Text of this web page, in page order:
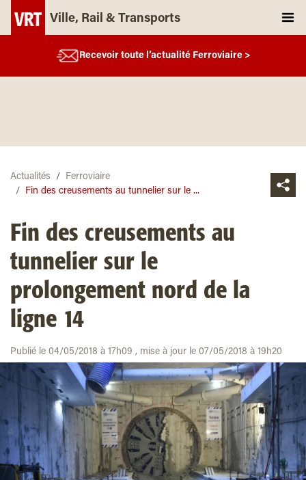
Ville, Rail & Transports
Recevoir toute l’actualité Ferroviaire >
Actualités
Ferroviaire
Fin des creusements au tunnelier sur le ...
Fin des creusements au
tunnelier sur le
prolongement nord de la
ligne 14
Publié le 04/05/2018 à 17h09 , mise à jour le 07/05/2018 à 19h20